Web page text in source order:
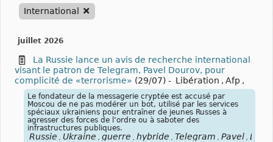
International
juillet 2026
La Russie lance un avis de recherche international
visant le patron de Telegram, Pavel Dourov, pour
complicité de «terrorisme» (29/07) - Libération , Afp ,
Le fondateur de la messagerie cryptée est accusé par
Moscou de ne pas modérer un bot, utilisé par les services
spéciaux ukrainiens pour entraîner de jeunes Russes à
agresser des forces de l’ordre ou à saboter des
infrastructures publiques.
Russie Ukraine guerre hybride Telegram Pavel